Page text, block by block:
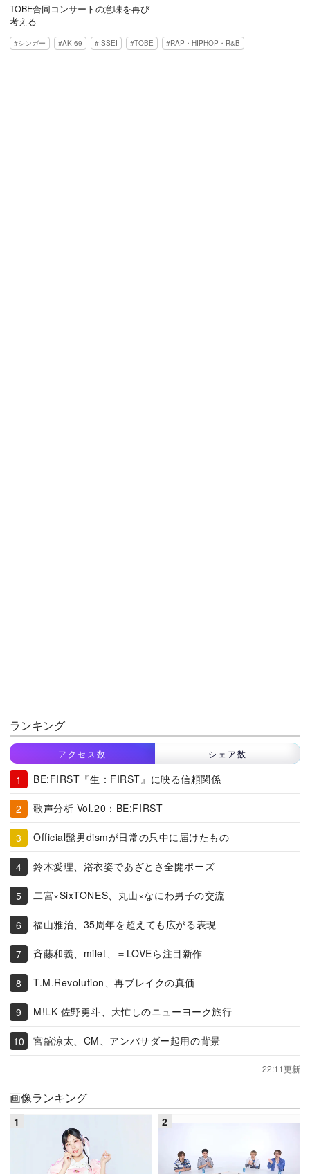
TOBE合同コンサートの意味を再び
考える
シンガー AK-69 ISSEI TOBE RAP・HIPHOP・R&B
ランキング
アクセス数 シェア数
BE:FIRST『生：FIRST』に映る信頼関係
歌声分析 Vol.20：BE:FIRST
Official髭男dismが日常の只中に届けたもの
鈴木愛理、浴衣姿であざとさ全開ポーズ
二宮×SixTONES、丸山×なにわ男子の交流
福山雅治、35周年を超えても広がる表現
斉藤和義、milet、＝LOVEら注目新作
T.M.Revolution、再ブレイクの真価
M!LK 佐野勇斗、大忙しのニューヨーク旅行
宮舘涼太、CM、アンバサダー起用の背景
22:11更新
画像ランキング